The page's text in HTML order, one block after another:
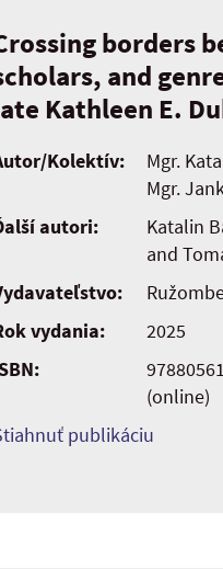
borders
and
Kathleen E.
Kolektív:
Mgr.
Mgr.
autori:
Katalin
and
vydania:
2025
(online)
publikáciu